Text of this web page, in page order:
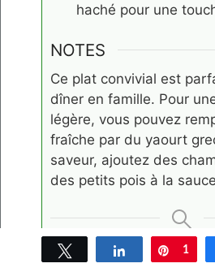
haché pour une
NOTES
Ce plat convivial est
dîner en famille. Pour
légère, vous pouvez
fraîche par du yaourt
saveur, ajoutez des
des petits pois à la
KEYWORD
Cuisses de poulet, Plat
Tweetez Partagez Épingle
1